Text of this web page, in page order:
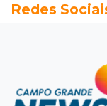
Pantaneiro
Discord é
de menores
Redes